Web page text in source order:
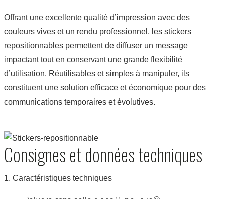
Offrant une excellente qualité d’impression avec des
couleurs vives et un rendu professionnel, les stickers
repositionnables permettent de diffuser un message
impactant tout en conservant une grande flexibilité
d’utilisation. Réutilisables et simples à manipuler, ils
constituent une solution efficace et économique pour des
communications temporaires et évolutives.
Consignes et données techniques
1. Caractéristiques techniques